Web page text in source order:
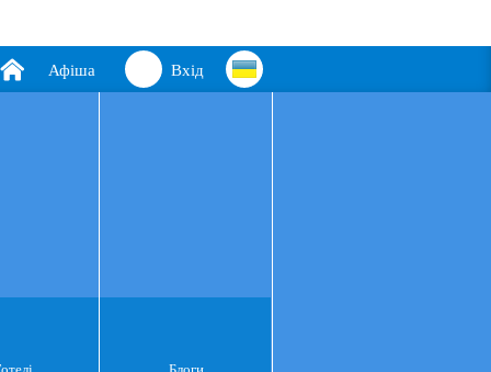
Вхід
Афіша